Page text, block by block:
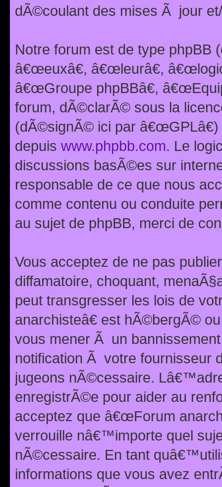
dÃ©coulant des mises Ã jour
Notre forum est de type phpBB
â€œeuxâ€, â€œleurâ€,
â€œGroupe phpBBâ€,
forum, dÃ©clarÃ© sous la
(dÃ©signÃ© ici par
depuis www.phpbb.com. Le
discussions basÃ©es sur
responsable de ce que nous
comme contenu ou conduite
au sujet de phpBB, merci de
Vous acceptez de ne pas
diffamatoire, choquant,
peut transgresser les lois de
anarchisteâ€ est hÃ©bergÃ©
vous mener Ã un
notification Ã votre fournisseur
jugeons nÃ©cessaire.
enregistrÃ©e pour aider au
acceptez que â€œForum
verrouille nâ€™importe quel
nÃ©cessaire. En tant
informations que vous avez